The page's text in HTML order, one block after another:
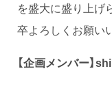
を盛大に盛り上げ
卒よろしくお願い
【企画メンバー】